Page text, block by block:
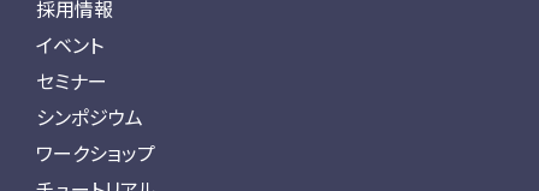
採用情報
イベント
セミナー
シンポジウム
ワークショップ